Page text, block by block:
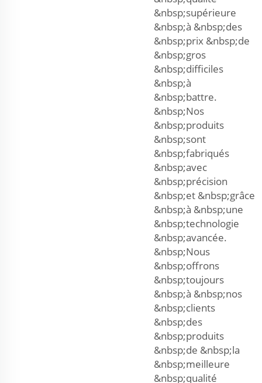
&nbsp;supérieure
&nbsp;à &nbsp;des
&nbsp;prix &nbsp;de
&nbsp;gros
&nbsp;difficiles
&nbsp;à
&nbsp;battre.
&nbsp;Nos
&nbsp;produits
&nbsp;sont
&nbsp;fabriqués
&nbsp;avec
&nbsp;précision
&nbsp;et &nbsp;grâce
&nbsp;à &nbsp;une
&nbsp;technologie
&nbsp;avancée.
&nbsp;Nous
&nbsp;offrons
&nbsp;toujours
&nbsp;à &nbsp;nos
&nbsp;clients
&nbsp;des
&nbsp;produits
&nbsp;de &nbsp;la
&nbsp;meilleure
&nbsp;qualité